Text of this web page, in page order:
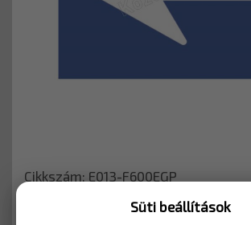
Cikkszám: E013-F600EGP
Süti beállítások